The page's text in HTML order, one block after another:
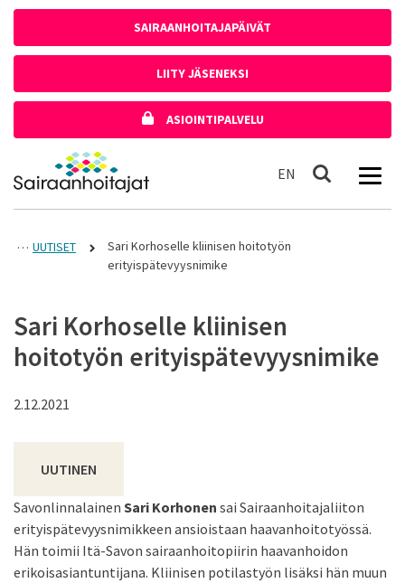
SAIRAANHOITAJAPÄIVÄT
LIITY JÄSENEKSI
ASIOINTIPALVELU
Etusivulle
EN In English
Haku
UUTISET
Sari Korhoselle kliinisen hoitotyön
erityispätevyysnimike
Sari Korhoselle kliinisen
hoitotyön erityispätevyysnimike
2.12.2021
UUTINEN
Savonlinnalainen Sari Korhonen sai Sairaanhoitajaliiton
erityispätevyysnimikkeen ansioistaan haavanhoitotyössä.
Hän toimii Itä-Savon sairaanhoitopiirin haavanhoidon
erikoisasiantuntijana. Kliinisen potilastyön lisäksi hän muun